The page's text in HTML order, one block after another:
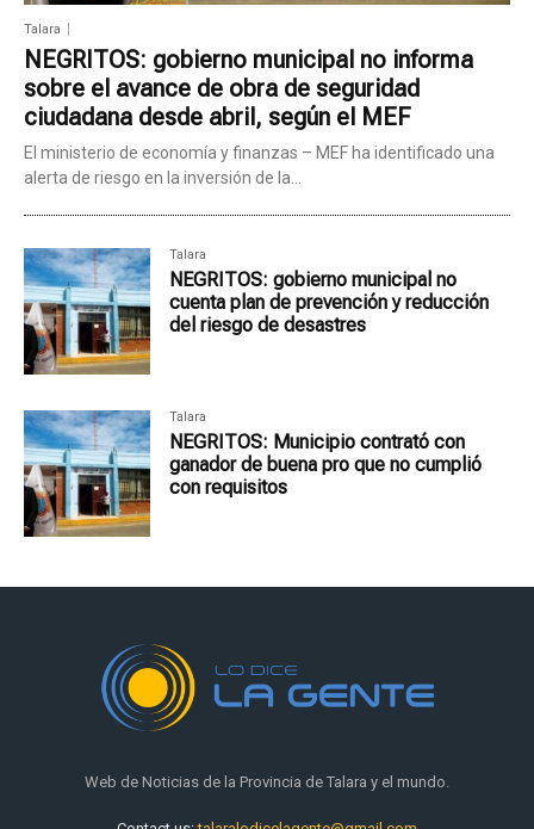
Talara
NEGRITOS: gobierno municipal no informa
sobre el avance de obra de seguridad
ciudadana desde abril, según el MEF
El ministerio de economía y finanzas – MEF ha identificado una
alerta de riesgo en la inversión de la...
Talara
NEGRITOS: gobierno municipal no
cuenta plan de prevención y reducción
del riesgo de desastres
Talara
NEGRITOS: Municipio contrató con
ganador de buena pro que no cumplió
con requisitos
Web de Noticias de la Provincia de Talara y el mundo.